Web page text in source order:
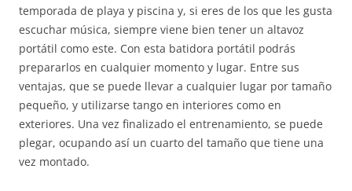
temporada de playa y piscina y, si eres de los que les gusta
escuchar música, siempre viene bien tener un altavoz
portátil como este. Con esta batidora portátil podrás
prepararlos en cualquier momento y lugar. Entre sus
ventajas, que se puede llevar a cualquier lugar por tamaño
pequeño, y utilizarse tango en interiores como en
exteriores. Una vez finalizado el entrenamiento, se puede
plegar, ocupando así un cuarto del tamaño que tiene una
vez montado.